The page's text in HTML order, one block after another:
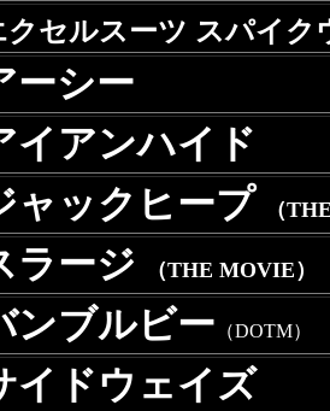
クセルスーツ スパイ
ーシー
イアンハイド
ャックヒープ
（
ラージ （THE MOVIE）
ンブルビー （DOTM）
イドウェイズ